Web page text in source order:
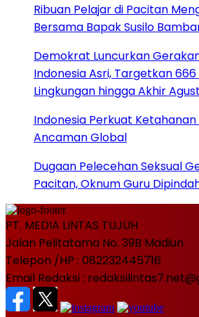
Ribuan Pelajar di Pacitan
Bersama Bapak Susilo
Demokrat Luncurkan
Indonesia Asri, Targetkan 666
Lingkungan hingga Akhir
Indonesia Perkuat
Ancaman Global
Dugaan Pelecehan Seksual
Pacitan, Oknum Guru
PT. MEDIA LINTAS TUJUH
Jalan Pelitatama No. 39B Madiun
Telepon /HP : 082232445716
Email Redaksi :